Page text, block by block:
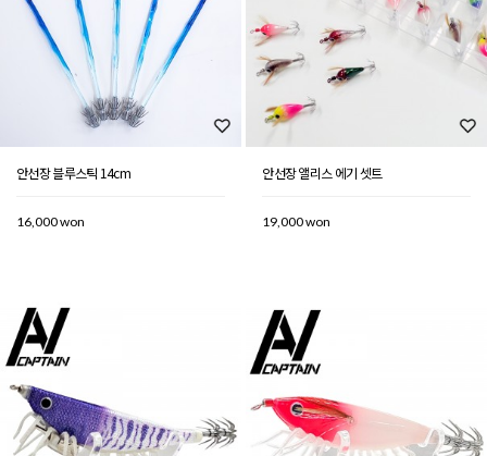
안선장 블루스틱 14cm
16,000 won
안선장 앨리스 에기 셋트
19,000 won